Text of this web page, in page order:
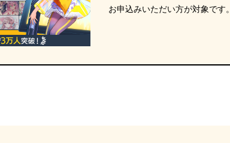
お申込みいただい方が対象です。